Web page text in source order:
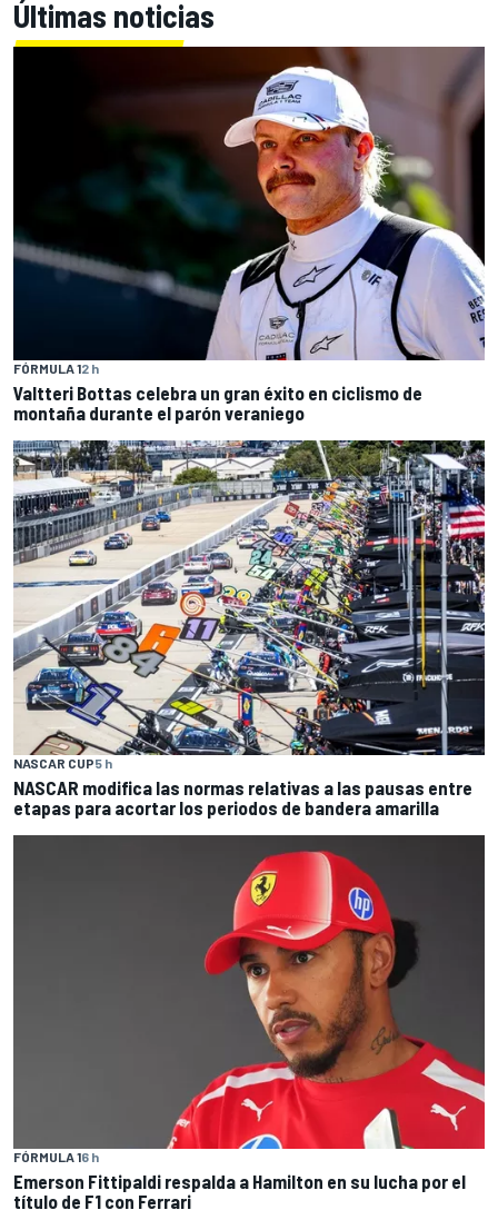
Últimas noticias
FÓRMULA 12 h
Valtteri Bottas celebra un gran éxito en ciclismo de
montaña durante el parón veraniego
NASCAR CUP5 h
NASCAR modifica las normas relativas a las pausas entre
etapas para acortar los periodos de bandera amarilla
FÓRMULA 16 h
Emerson Fittipaldi respalda a Hamilton en su lucha por el
título de F1 con Ferrari